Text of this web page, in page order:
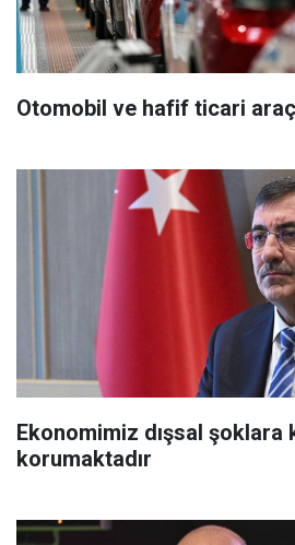
Otomobil ve hafif ticari araç
Ekonomimiz dışsal şoklara
korumaktadır